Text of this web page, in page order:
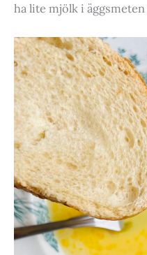
ha lite mjölk i äggsmeten